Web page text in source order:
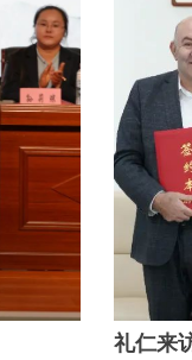
礼仁来